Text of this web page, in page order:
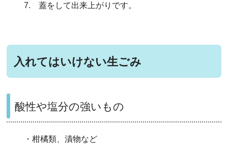
7. 蓋をして出来上がりです。
入れてはいけない生ごみ
酸性や塩分の強いもの
・柑橘類、漬物など